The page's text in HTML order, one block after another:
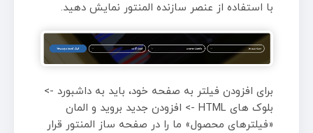
با استفاده از عنصر سازنده المنتور نمایش دهید.
برای افزودن فیلتر به صفحه خود، باید به داشبورد ->
بلوک های HTML -> افزودن جدید بروید و المان
«فیلترهای محصول» ما را در صفحه ساز المنتور قرار